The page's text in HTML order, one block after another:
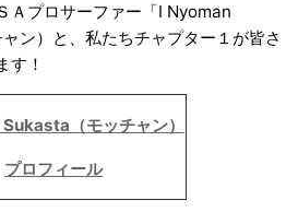
Ａプロサーファー「I Nyoman
ン）と、私たちチャプター１が皆さ
す！
（モッチャン）
プロフィール